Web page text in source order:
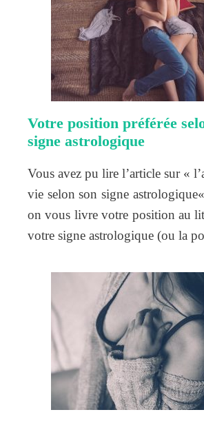
Votre position préférée
signe astrologique
Vous avez pu lire l’article sur «
vie selon son signe
on vous livre votre position au lit
votre signe astrologique (ou la